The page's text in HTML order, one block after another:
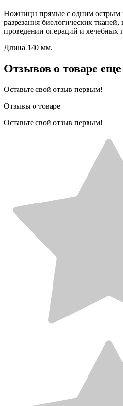
Ножницы прямые с одним острым
разрезания биологических
проведении операций и лечебных
Длина 140 мм.
Отзывов о товаре еще
Оставьте свой отзыв первым!
Отзывы о товаре
Оставьте свой отзыв первым!